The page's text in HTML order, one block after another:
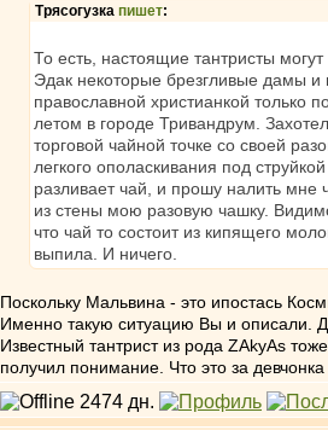
Трясогузка пишет:
То есть, настоящие тантристы
Эдак некоторые брезгливые дамы и
православной христианкой
летом в городе Тривандрум.
торговой чайной точке со своей
легкого ополаскивания под
разливает чай, и прошу налить мне
из стены мою разовую чашку.
что чай то состоит из кипящего
выпила. И ничего.
Поскольку Мальвина - это ипостась
Именно такую ситуацию Вы и описали.
Известный тантрист из рода ZAkyAs
получил понимание. Что это за